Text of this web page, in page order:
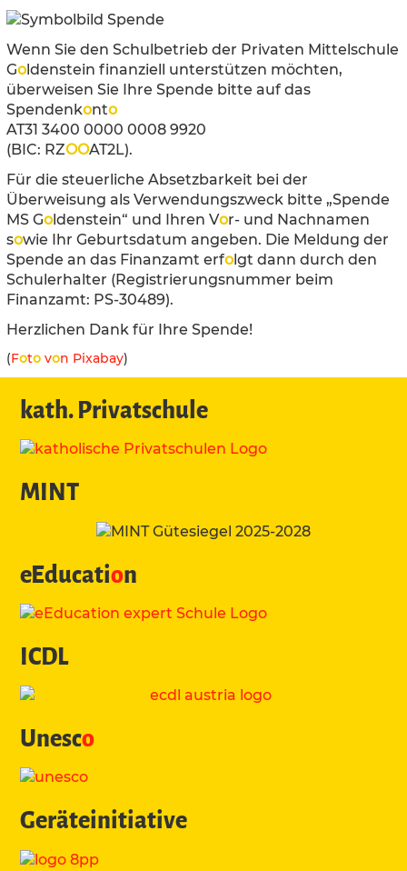
Wenn Sie den Schulbetrieb der Privaten Mittelschule
Goldenstein finanziell unterstützen möchten,
überweisen Sie Ihre Spende bitte auf das
Spendenkonto
AT31 3400 0000 0008 9920
(BIC: RZOOAT2L).
Für die steuerliche Absetzbarkeit bei der
Überweisung als Verwendungszweck bitte „Spende
MS Goldenstein“ und Ihren Vor- und Nachnamen
sowie Ihr Geburtsdatum angeben. Die Meldung der
Spende an das Finanzamt erfolgt dann durch den
Schulerhalter (Registrierungsnummer beim
Finanzamt: PS-30489).
Herzlichen Dank für Ihre Spende!
(Foto von Pixabay)
kath. Privatschule
MINT
eEducation
ICDL
Unesco
Geräteinitiative